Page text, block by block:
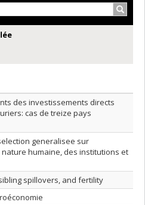
croissant
en ordre croissant
des investissements directs
cas de treize pays
generalisee sur
humaine, des institutions et
spillovers, and fertility